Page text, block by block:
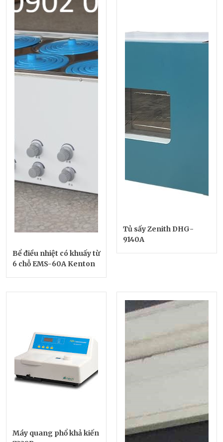
Bể điều nhiệt có khuấy từ
6 chỗ EMS-60A Kenton
Tủ sấy Zenith DHG-
9140A
Máy quang phổ khả kiến